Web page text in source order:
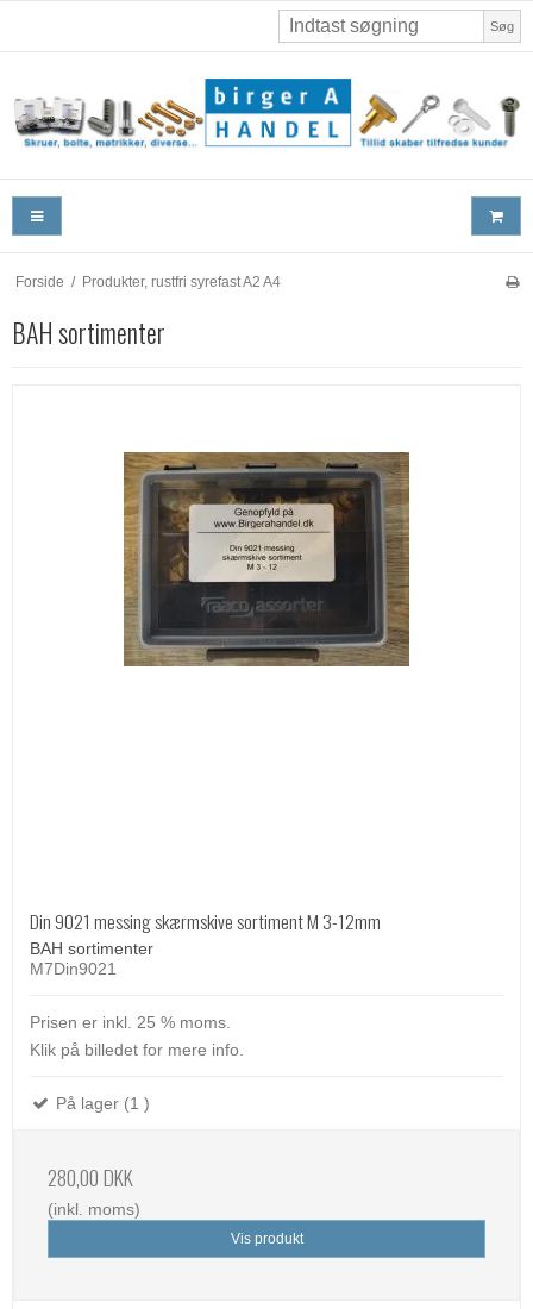
Søg
Forside / Produkter, rustfri syrefast A2 A4
BAH sortimenter
Din 9021 messing skærmskive sortiment M 3-12mm
BAH sortimenter
M7Din9021
Prisen er inkl. 25 % moms.
Klik på billedet for mere info.
På lager (1 )
280,00 DKK
(inkl. moms)
Vis produkt